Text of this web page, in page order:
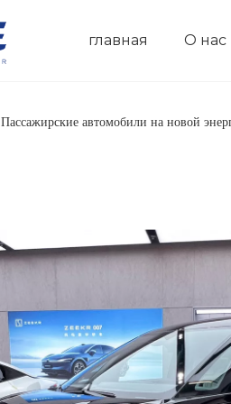
главная О нас
Пассажирские автомобили на новой